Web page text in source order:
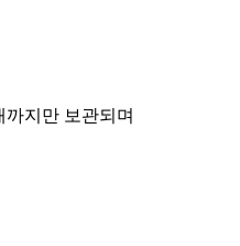
까지만 보관되며